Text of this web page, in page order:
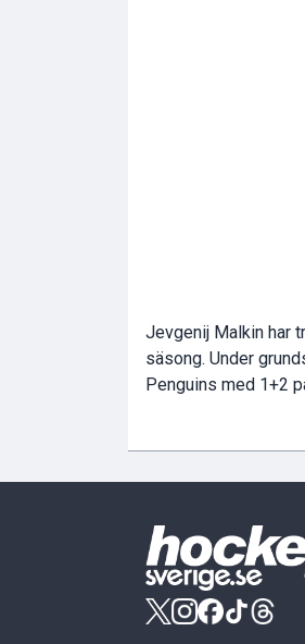
Jevgenij Malkin har
säsong. Under
Penguins med 1+2